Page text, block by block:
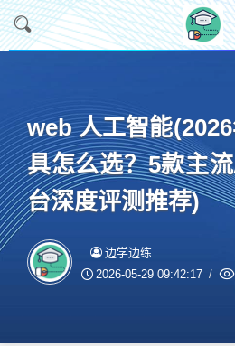
web 人工智能
具怎么选？5款主
台深度评测推荐)
边学边练
2026-05-29 09:42:17